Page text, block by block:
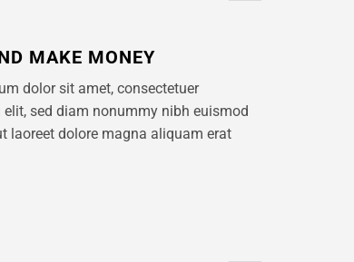
MAKE MONEY
dolor sit amet, consectetuer
sed diam nonummy nibh euismod
laoreet dolore magna aliquam erat